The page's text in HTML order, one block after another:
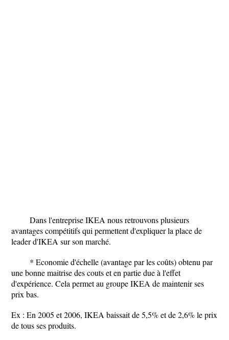
Dans l'entreprise IKEA nous retrouvons plusieurs
avantages compétitifs qui permettent d'expliquer la place de
leader d'IKEA sur son marché.
* Economie d'échelle (avantage par les coûts) obtenu par
une bonne maitrise des couts et en partie due à l'effet
d'expérience. Cela permet au groupe IKEA de maintenir ses
prix bas.
Ex : En 2005 et 2006, IKEA baissait de 5,5% et de 2,6% le prix
de tous ses produits.